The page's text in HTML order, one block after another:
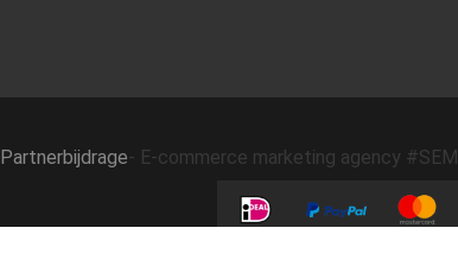
Partnerbijdrage- E-commerce marketing agency #SEM